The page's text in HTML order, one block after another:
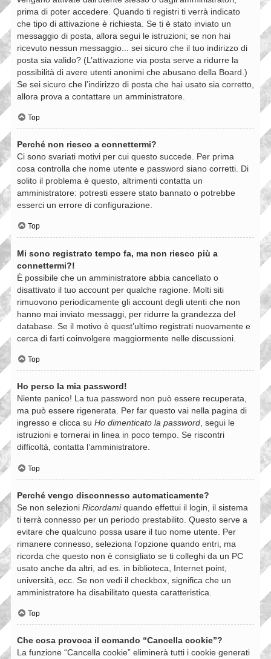
prima di poter accedere. Quando ti registri ti verrà indicato
che tipo di attivazione è richiesta. Se ti è stato inviato un
messaggio di posta, allora segui le istruzioni; se non hai
ricevuto nessun messaggio... sei sicuro che il tuo indirizzo di
posta sia valido? (L’attivazione via posta serve a ridurre la
possibilità di avere utenti anonimi che abusano della Board.)
Se sei sicuro che l’indirizzo di posta che hai usato sia corretto,
allora prova a contattare un amministratore.
Top
Perché non riesco a connettermi?
Ci sono svariati motivi per cui questo succede. Per prima
cosa controlla che nome utente e password siano corretti. Di
solito il problema è questo, altrimenti contatta un
amministratore: potresti essere stato bannato o potrebbe
esserci un errore di configurazione.
Top
Mi sono registrato tempo fa, ma non riesco più a
connettermi?!
È possibile che un amministratore abbia cancellato o
disattivato il tuo account per qualche ragione. Molti siti
rimuovono periodicamente gli account degli utenti che non
hanno mai inviato messaggi, per ridurre la grandezza del
database. Se il motivo è quest’ultimo registrati nuovamente e
cerca di farti coinvolgere maggiormente nelle discussioni.
Top
Ho perso la mia password!
Niente panico! La tua password non può essere recuperata,
ma può essere rigenerata. Per far questo vai nella pagina di
ingresso e clicca su Ho dimenticato la password, segui le
istruzioni e tornerai in linea in poco tempo. Se riscontri
difficoltà, contatta l’amministratore.
Top
Perché vengo disconnesso automaticamente?
Se non selezioni Ricordamiquando effettui il login, il sistema
ti terrà connesso per un periodo prestabilito. Questo serve a
evitare che qualcuno possa usare il tuo nome utente. Per
rimanere connesso, seleziona l’opzione quando entri, ma
ricorda che questo non è consigliato se ti colleghi da un PC
usato anche da altri, ad es. in biblioteca, Internet point,
università, ecc. Se non vedi il checkbox, significa che un
amministratore ha disabilitato questa caratteristica.
Top
Che cosa provoca il comando “Cancella cookie”?
La funzione “Cancella cookie” eliminerà tutti i cookie generati